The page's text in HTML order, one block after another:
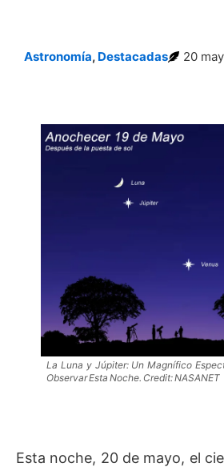
Astronomía, Destacadas 20
La Luna y Júpiter: Un Magnífico
Observar Esta Noche. Credit: NASANET
Esta noche, 20 de mayo, el